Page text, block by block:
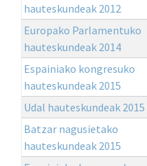
hauteskundeak 2012
Europako Parlamentuko
hauteskundeak 2014
Espainiako kongresuko
hauteskundeak 2015
Udal hauteskundeak 2015
Batzar nagusietako
hauteskundeak 2015